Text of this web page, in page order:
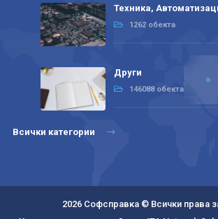
Техника,
1262 обекта
Други
146088 обекта
Всички категории
2026 Софсправка © Всички права